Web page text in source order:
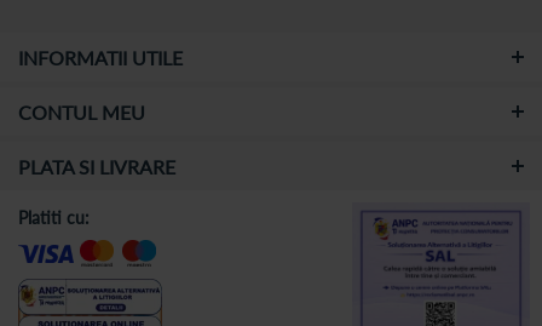
INFORMATII UTILE
CONTUL MEU
PLATA SI LIVRARE
Platiti cu: